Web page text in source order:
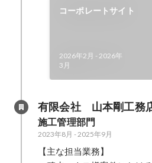
コーポレートサイト
2026年2月 -2026年
3月
有限会社　山本剛工務
施工管理部門
2023年8月 -2025年9月
【主な担当業務】